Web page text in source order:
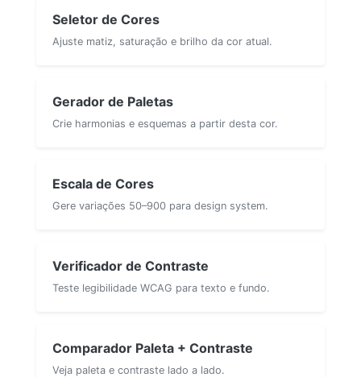
Seletor de Cores
Ajuste matiz, saturação e brilho da cor atual.
Gerador de Paletas
Crie harmonias e esquemas a partir desta cor.
Escala de Cores
Gere variações 50–900 para design system.
Verificador de Contraste
Teste legibilidade WCAG para texto e fundo.
Comparador Paleta + Contraste
Veja paleta e contraste lado a lado.